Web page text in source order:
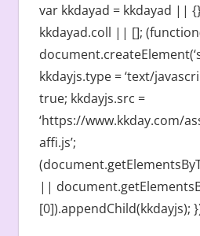
var kkdayad = kkdayad ||
kkdayad.coll || [];
kkdayjs.type = ‘text/
true; kkdayjs.src =
‘https://www.kkday.com/
affi.js’;
||
[0]).appendChild(kkdayjs);